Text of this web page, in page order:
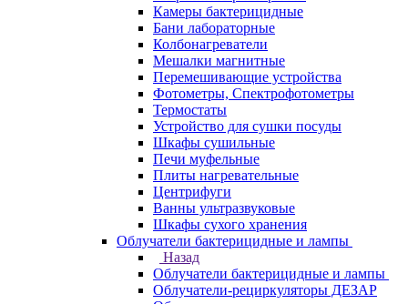
Камеры бактерицидные
Бани лабораторные
Колбонагреватели
Мешалки магнитные
Перемешивающие устройства
Фотометры, Спектрофотометры
Термостаты
Устройство для сушки посуды
Шкафы сушильные
Печи муфельные
Плиты нагревательные
Центрифуги
Ванны ультразвуковые
Шкафы сухого хранения
Облучатели бактерицидные и лампы
Назад
Облучатели бактерицидные и лампы
Облучатели-рециркуляторы ДЕЗАР